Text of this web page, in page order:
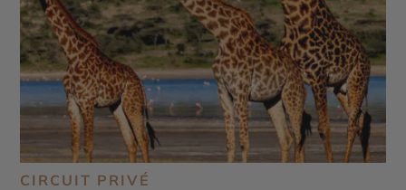
CIRCUIT PRIVÉ